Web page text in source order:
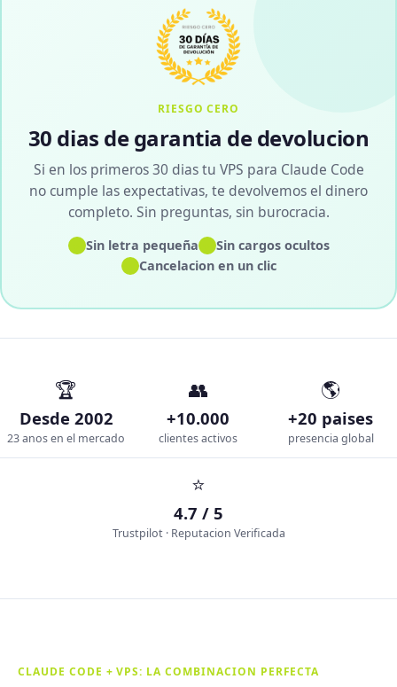
RIESGO CERO
30 dias de garantia de devolucion
Si en los primeros 30 dias tu VPS para Claude Code
no cumple las expectativas, te devolvemos el dinero
completo. Sin preguntas, sin burocracia.
✓Sin letra pequeña✓Sin cargos ocultos
✓Cancelacion en un clic
🏆
Desde 2002
23 anos en el mercado
👥
+10.000
clientes activos
🌎
+20 paises
presencia global
⭐
4.7 / 5
Trustpilot · Reputacion Verificada
CLAUDE CODE + VPS: LA COMBINACION PERFECTA